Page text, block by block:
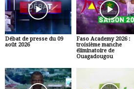
Débat de presse du 09
août 2026
Faso Academy 2026 :
troisième manche
éliminatoire de
Ouagadougou